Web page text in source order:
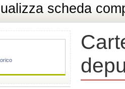
scheda